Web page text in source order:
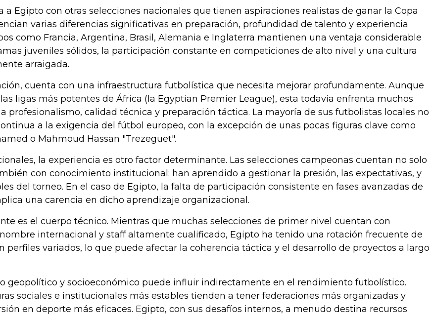
a Egipto con otras selecciones nacionales que tienen aspiraciones realistas de ganar la Copa
varias diferencias significativas en preparación, profundidad de talento y experiencia
como Francia, Argentina, Brasil, Alemania e Inglaterra mantienen una ventaja considerable
juveniles sólidos, la participación constante en competiciones de alto nivel y una cultura
arraigada.
cuenta con una infraestructura futbolística que necesita mejorar profundamente. Aunque
ligas más potentes de África (la Egyptian Premier League), esta todavía enfrenta muchos
profesionalismo, calidad técnica y preparación táctica. La mayoría de sus futbolistas locales no
a la exigencia del fútbol europeo, con la excepción de unas pocas figuras clave como
o Mahmoud Hassan "Trezeguet".
la experiencia es otro factor determinante. Las selecciones campeonas cuentan no solo
con conocimiento institucional: han aprendido a gestionar la presión, las expectativas, y
del torneo. En el caso de Egipto, la falta de participación consistente en fases avanzadas de
una carencia en dicho aprendizaje organizacional.
es el cuerpo técnico. Mientras que muchas selecciones de primer nivel cuentan con
internacional y staff altamente cualificado, Egipto ha tenido una rotación frecuente de
perfiles variados, lo que puede afectar la coherencia táctica y el desarrollo de proyectos a largo
geopolítico y socioeconómico puede influir indirectamente en el rendimiento futbolístico.
sociales e institucionales más estables tienden a tener federaciones más organizadas y
en deporte más eficaces. Egipto, con sus desafíos internos, a menudo destina recursos